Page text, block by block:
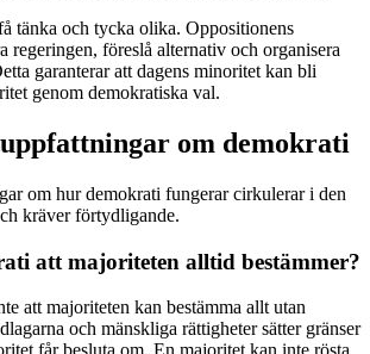
tänka och tycka olika. Oppositionens
regeringen, föreslå alternativ och organisera
garanterar att dagens minoritet kan bli
genom demokratiska val.
om demokrati
om hur demokrati fungerar cirkulerar i den
kräver förtydligande.
att majoriteten alltid bestämmer?
att majoriteten kan bestämma allt utan
och mänskliga rättigheter sätter gränser